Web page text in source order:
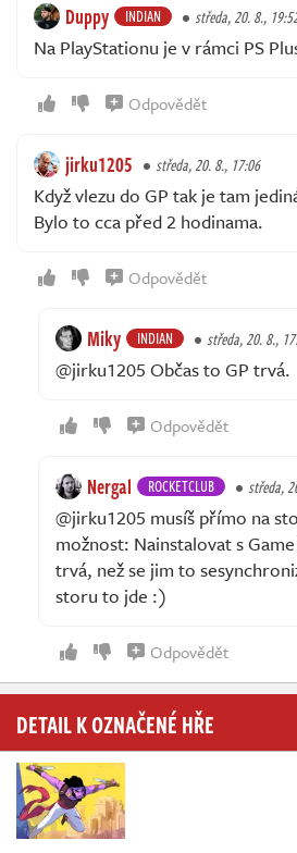
Duppy INDIAN středa, 20. 8.,
Na PlayStationu je v rámci PS
Odpovědět
jirku1205 středa, 20. 8., 17:06
Když vlezu do GP tak je tam
Bylo to cca před 2 hodinama.
Odpovědět
Miky INDIAN středa, 20. 8.,
@jirku1205 Občas to GP trvá.
Odpovědět
Nergal ROCKETCLUB středa,
@jirku1205 musíš přímo na
možnost: Nainstalovat s
trvá, než se jim to
storu to jde :)
Odpovědět
DETAIL K OZNAČENÉ HŘE